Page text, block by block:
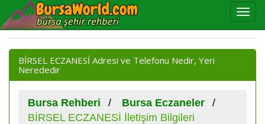
BİRSEL ECZANESİ Adresi ve Telefonu Nedir, Yeri
Nerededir
Bursa Rehberi
Bursa Eczaneler
BİRSEL ECZANESİ İletişim Bilgileri